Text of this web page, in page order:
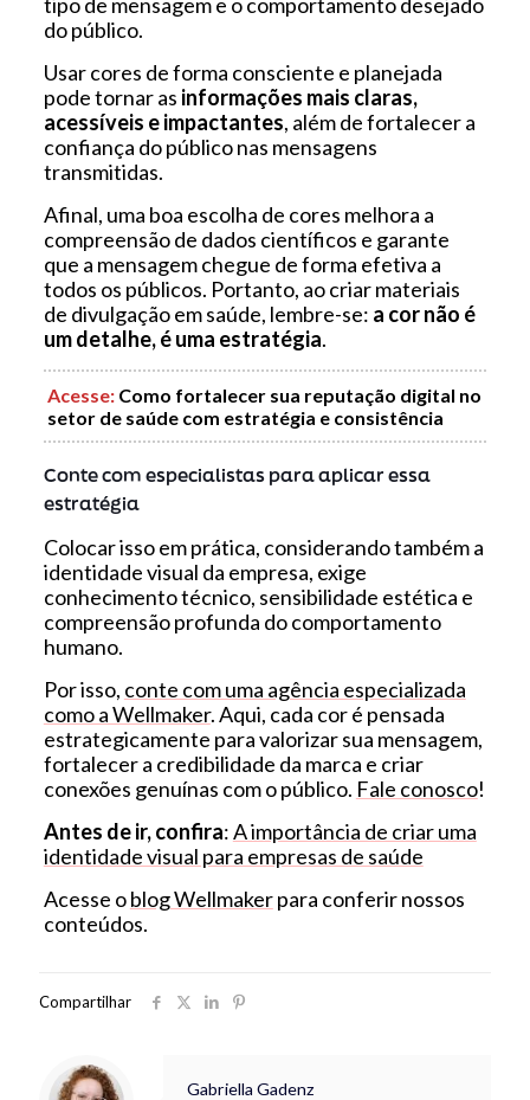
do público.
Usar cores de forma consciente e planejada
pode tornar as informações mais claras,
acessíveis e impactantes, além de fortalecer a
confiança do público nas mensagens
transmitidas.
Afinal, uma boa escolha de cores melhora a
compreensão de dados científicos e garante
que a mensagem chegue de forma efetiva a
todos os públicos. Portanto, ao criar materiais
de divulgação em saúde, lembre-se: a cor não é
um detalhe, é uma estratégia.
Acesse: Como fortalecer sua reputação digital no
setor de saúde com estratégia e consistência
Conte com especialistas para aplicar essa
estratégia
Colocar isso em prática, considerando também a
identidade visual da empresa, exige
conhecimento técnico, sensibilidade estética e
compreensão profunda do comportamento
humano.
Por isso, conte com uma agência especializada
como a Wellmaker. Aqui, cada cor é pensada
estrategicamente para valorizar sua mensagem,
fortalecer a credibilidade da marca e criar
conexões genuínas com o público. Fale conosco!
Antes de ir, confira:A importância de criar uma
identidade visual para empresas de saúde
Acesse oblog Wellmakerpara conferir nossos
conteúdos.
Compartilhar
Gabriella Gadenz